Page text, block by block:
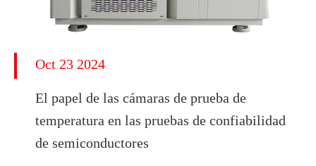
Oct 23 2024
El papel de las cámaras de prueba de
temperatura en las pruebas de confiabilidad
de semiconductores